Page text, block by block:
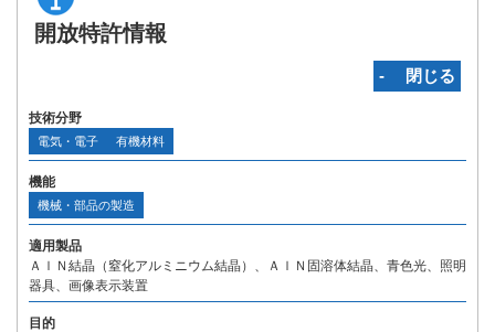
開放特許情報
‐ 閉じる
技術分野
電気・電子 有機材料
機能
機械・部品の製造
適用製品
ＡｌＮ結晶（窒化アルミニウム結晶）、ＡｌＮ固溶体結晶、青色光、照明
器具、画像表示装置
目的